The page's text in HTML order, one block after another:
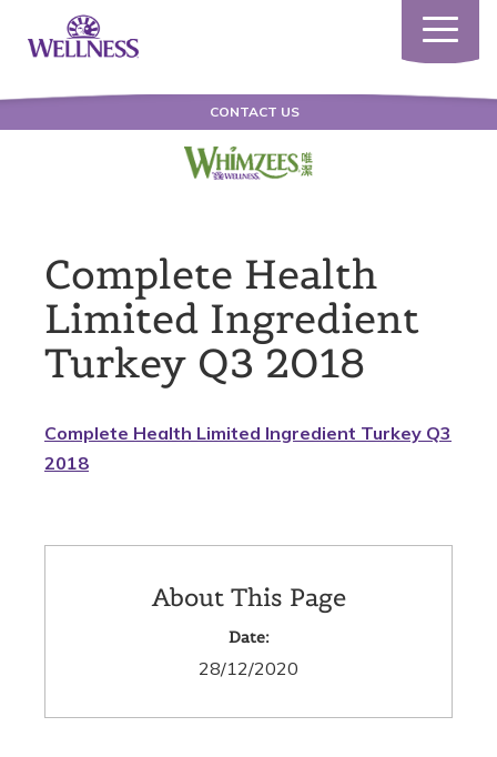
Toggle
CONTACT US
Complete Health
Limited Ingredient
Turkey Q3 2018
Complete Health Limited Ingredient Turkey Q3
2018
About This Page
Date:
28/12/2020